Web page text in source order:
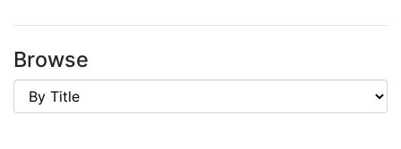
Browse